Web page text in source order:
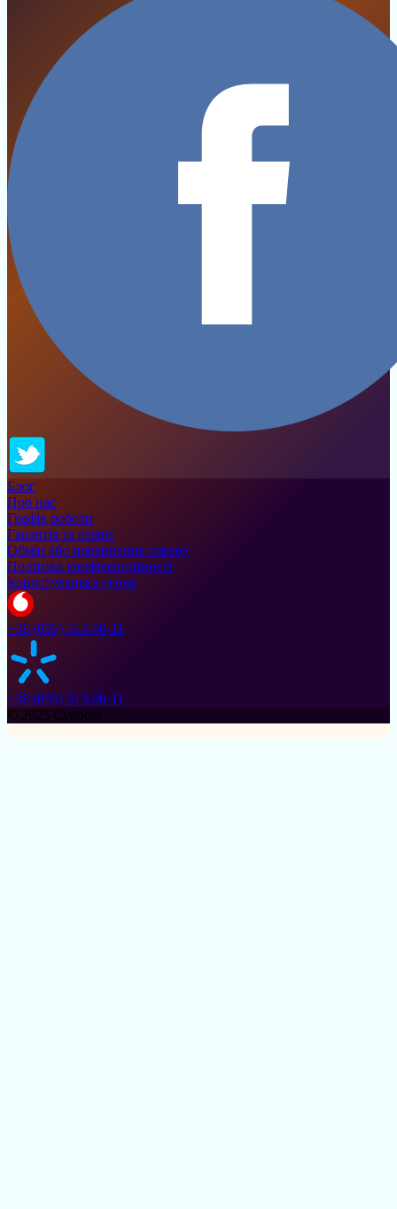
Блог
Про нас
Графік роботи
Гарантія та сервіс
Обмін або повернення товару
Політика конфіденційності
Користувацька угода
+38 (095) 513-00-11
+38 (093) 513-00-11
© 2025 Cylinder